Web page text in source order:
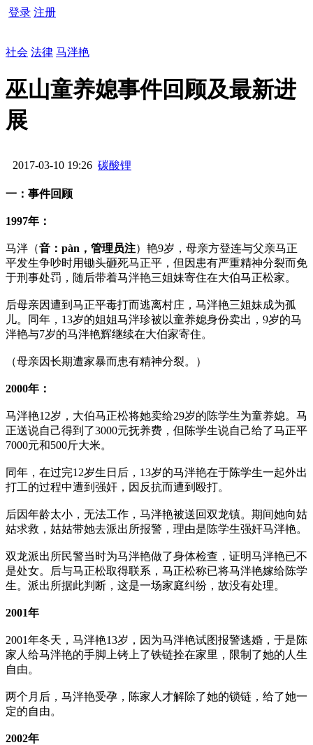
登录 注册
社会 法律 马泮艳
巫山童养媳事件回顾及最新进
展
2017-03-10 19:26 碳酸锂
一：事件回顾
1997年：
马泮（音：pàn，管理员注）艳9岁，母亲方登连与父亲马正
平发生争吵时用锄头砸死马正平，但因患有严重精神分裂而免
于刑事处罚，随后带着马泮艳三姐妹寄住在大伯马正松家。
后母亲因遭到马正平毒打而逃离村庄，马泮艳三姐妹成为孤
儿。同年，13岁的姐姐马泮珍被以童养媳身份卖出，9岁的马
泮艳与7岁的马泮艳辉继续在大伯家寄住。
（母亲因长期遭家暴而患有精神分裂。）
2000年：
马泮艳12岁，大伯马正松将她卖给29岁的陈学生为童养媳。马
正送说自己得到了3000元抚养费，但陈学生说自己给了马正平
7000元和500斤大米。
同年，在过完12岁生日后，13岁的马泮艳在于陈学生一起外出
打工的过程中遭到强奸，因反抗而遭到殴打。
后因年龄太小，无法工作，马泮艳被送回双龙镇。期间她向姑
姑求救，姑姑带她去派出所报警，理由是陈学生强奸马泮艳。
双龙派出所民警当时为马泮艳做了身体检查，证明马泮艳已不
是处女。后与马正松取得联系，马正松称已将马泮艳嫁给陈学
生。派出所据此判断，这是一场家庭纠纷，故没有处理。
2001年
2001年冬天，马泮艳13岁，因为马泮艳试图报警逃婚，于是陈
家人给马泮艳的手脚上铐上了铁链拴在家里，限制了她的人生
自由。
两个月后，马泮艳受孕，陈家人才解除了她的锁链，给了她一
定的自由。
2002年